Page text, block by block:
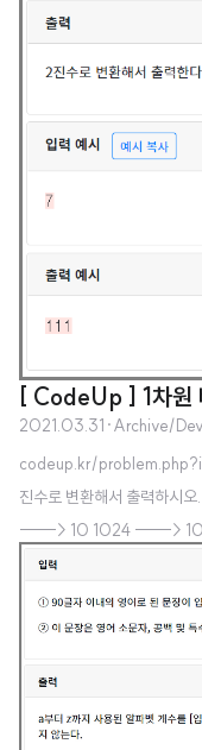
[ CodeUp ] 1차원
2021.03.31 ·Archive/
codeup.kr/
진수로 변환해서 출력하
-----> 10 1024 ----->
n(int(input()))[2:]) 파이썬